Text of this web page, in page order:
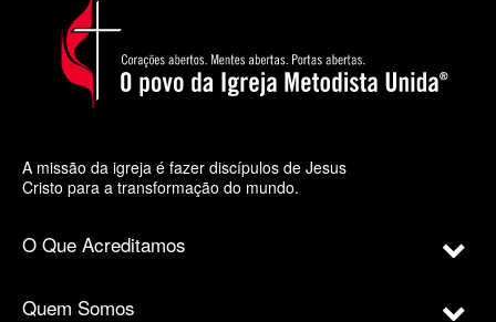
A missão da igreja é fazer discípulos de Jesus
Cristo para a transformação do mundo.
O Que Acreditamos
Quem Somos